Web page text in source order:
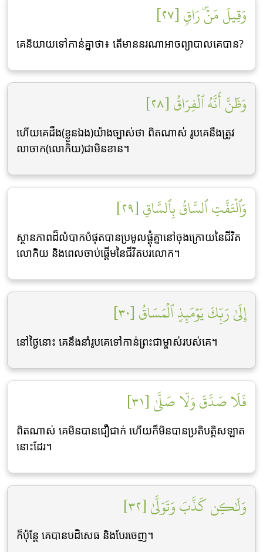
وَقِيلَ مَنۡۜ رَاقٖ [٢٧]
គេនិយាយទៅកាន់គ្នាថា៖ តើមាននរណាអាចព្យាបាលគេបាន?
وَظَنَّ أَنَّهُ ٱلۡفِرَاقُ [٢٨]
ហើយគេដឹង(ខ្លួនឯង)យ៉ាងច្បាស់ថា ពិតណាស់ រូបគេនឹងត្រូវ
លាចាក(លោកិយ)ជាមិនខាន។
وَٱلۡتَفَّتِ ٱلسَّاقُ بِٱلسَّاقِ [٢٩]
ស្ថានភាពដ៏លំបាកបំផុតបានប្រមូលផ្តុំគ្នានៅចុងក្រោយនៃជីវិត
លោកិយ និងពេលចាប់ផ្តើមនៃជីវិតបរលោក។
إِلَىٰ رَبِّكَ يَوۡمَئِذٍ ٱلۡمَسَاقُ [٣٠]
នៅថ្ងៃនោះ គេនឹងនាំរូបគេទៅកាន់ព្រះជាម្ចាស់របស់គេ។
فَلَا صَدَّقَ وَلَا صَلَّىٰ [٣١]
ពិតណាស់ គេមិនបានជឿជាក់ ហើយក៏មិនបានប្រតិបត្តិសឡាត
នោះដែរ។
وَلَٰكِن كَذَّبَ وَتَوَلَّىٰ [٣٢]
ក៏ប៉ុន្ដែ គេបានបដិសេធ និងបែរចេញ។